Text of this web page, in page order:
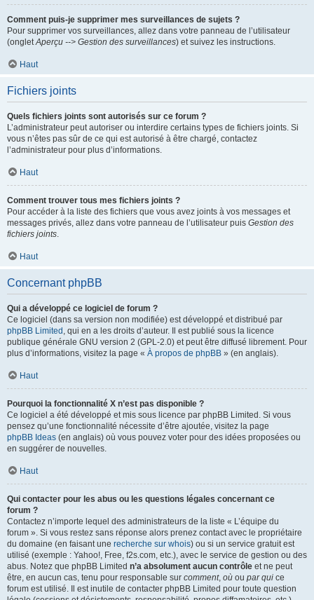
Comment puis-je supprimer mes surveillances de sujets ?
Pour supprimer vos surveillances, allez dans votre panneau de l’utilisateur
(ongletAperçu --> Gestion des surveillances) et suivez les instructions.
Haut
Fichiers joints
Quels fichiers joints sont autorisés sur ce forum ?
L’administrateur peut autoriser ou interdire certains types de fichiers joints. Si
vous n’êtes pas sûr de ce qui est autorisé à être chargé, contactez
l’administrateur pour plus d’informations.
Haut
Comment trouver tous mes fichiers joints ?
Pour accéder à la liste des fichiers que vous avez joints à vos messages et
messages privés, allez dans votre panneau de l’utilisateur puis Gestion des
fichiers joints.
Haut
Concernant phpBB
Qui a développé ce logiciel de forum ?
Ce logiciel (dans sa version non modifiée) est développé et distribué par
phpBB Limited , qui en a les droits d’auteur. Il est publié sous la licence
publique générale GNU version 2 (GPL-2.0) et peut être diffusé librement. Pour
plus d’informations, visitez la page « À propos de phpBB » (en anglais).
Haut
Pourquoi la fonctionnalité X n’est pas disponible ?
Ce logiciel a été développé et mis sous licence par phpBB Limited. Si vous
pensez qu’une fonctionnalité nécessite d’être ajoutée, visitez la page
phpBB Ideas (en anglais) où vous pouvez voter pour des idées proposées ou
en suggérer de nouvelles.
Haut
Qui contacter pour les abus ou les questions légales concernant ce
forum ?
Contactez n’importe lequel des administrateurs de la liste « L’équipe du
forum ». Si vous restez sans réponse alors prenez contact avec le propriétaire
du domaine (en faisant une recherche sur whois) ou si un service gratuit est
utilisé (exemple : Yahoo!, Free, f2s.com, etc.), avec le service de gestion ou des
abus. Notez que phpBB Limited n’a absolument aucun contrôle et ne peut
être, en aucun cas, tenu pour responsable sur comment, où ou par qui ce
forum est utilisé. Il est inutile de contacter phpBB Limited pour toute question